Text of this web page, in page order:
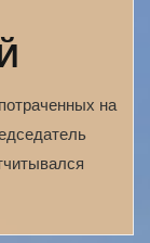
на